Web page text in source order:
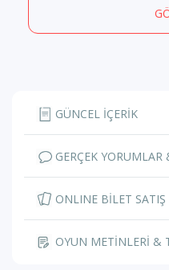
GÜNCEL İÇERİK
GERÇEK
ONLINE BİLET SATIŞ
OYUN METİNLERİ &